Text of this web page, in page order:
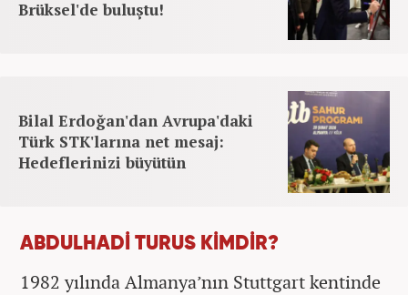
Brüksel'de buluştu!
Bilal Erdoğan'dan Avrupa'daki
Türk STK'larına net mesaj:
Hedeflerinizi büyütün
ABDULHADİ TURUS KİMDİR?
1982 yılında Almanya’nın Stuttgart kentinde